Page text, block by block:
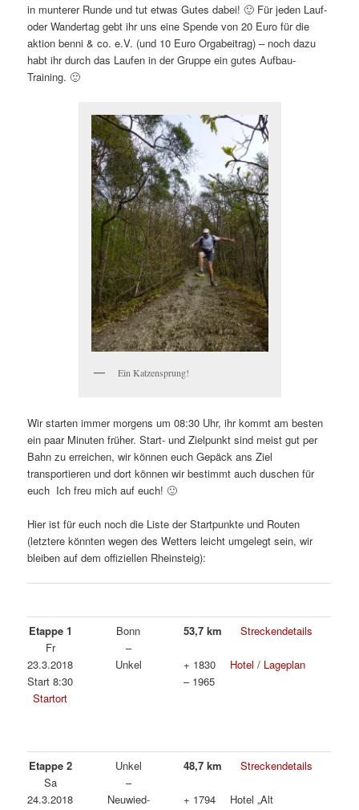
in munterer Runde und tut etwas Gutes dabei! 🙂 Für jeden Lauf-
oder Wandertag gebt ihr uns eine Spende von 20 Euro für die
aktion benni & co. e.V. (und 10 Euro Orgabeitrag) – noch dazu
habt ihr durch das Laufen in der Gruppe ein gutes Aufbau-
Training. 🙂
Ein Katzensprung!
Wir starten immer morgens um 08:30 Uhr, ihr kommt am besten
ein paar Minuten früher. Start- und Zielpunkt sind meist gut per
Bahn zu erreichen, wir können euch Gepäck ans Ziel
transportieren und dort können wir bestimmt auch duschen für
euch Ich freu mich auf euch! 🙂
Hier ist für euch noch die Liste der Startpunkte und Routen
(letztere könnten wegen des Wetters leicht umgelegt sein, wir
bleiben auf dem offiziellen Rheinsteig):
Etappe 1
Fr
23.3.2018
Start 8:30
Startort
Bonn
–
Unkel
53,7 km
+ 1830
– 1965
Streckendetails
Hotel / Lageplan
Etappe 2
Sa
24.3.2018
Unkel
–
Neuwied-
48,7 km
+ 1794
Streckendetails
Hotel „Alt